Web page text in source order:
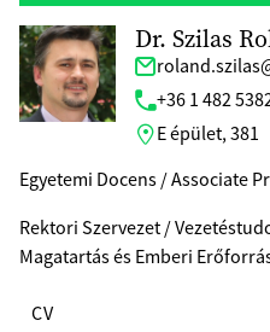
Dr. Szilas
+36 1 482
E épület, 381
Egyetemi Docens / Associate
Rektori Szervezet /
Magatartás és Emberi
CV